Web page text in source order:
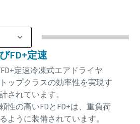
FD+定速
定速冷凍式エアドライヤ
ップクラスの効率性を実現す
されています。
性の高いFDとFD+は、重負荷
ように装備されています。